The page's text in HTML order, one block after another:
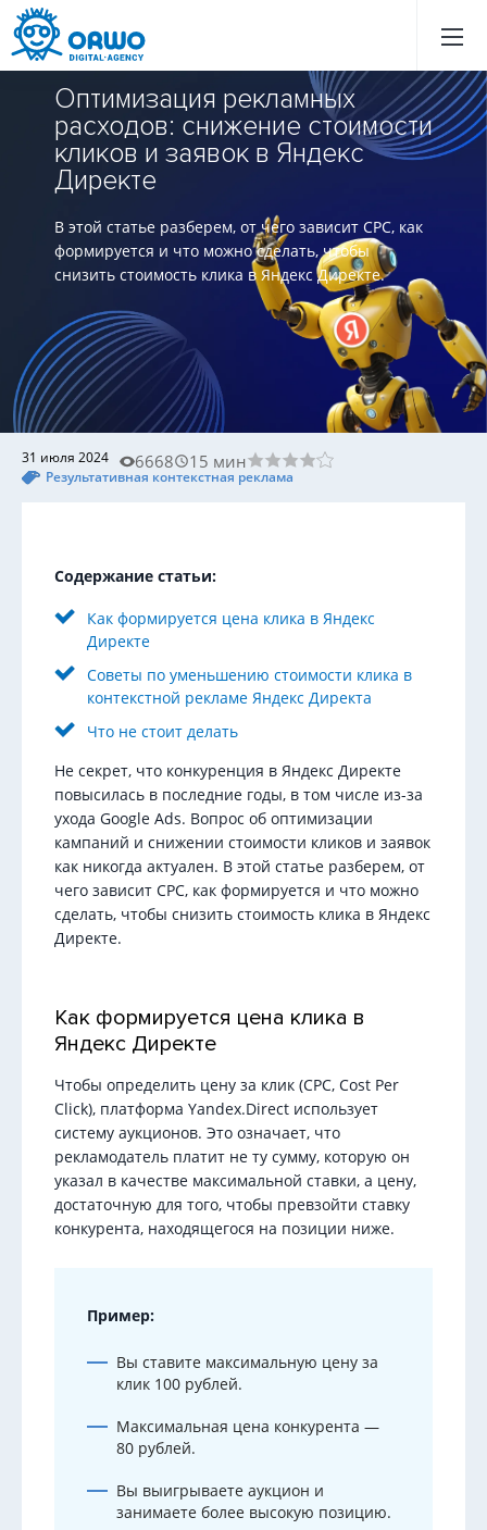
Оптимизация рекламных
расходов: снижение стоимости
кликов и заявок в Яндекс
Директе
В этой статье разберем, от чего зависит CPC, как
формируется и что можно сделать, чтобы
снизить стоимость клика в Яндекс Директе.
31 июля 2024 6668 15 мин
Результативная контекстная реклама
Содержание статьи:
Как формируется цена клика в Яндекс
Директе
Советы по уменьшению стоимости клика в
контекстной рекламе Яндекс Директа
Что не стоит делать
Не секрет, что конкуренция в Яндекс Директе
повысилась в последние годы, в том числе из-за
ухода Google Ads. Вопрос об оптимизации
кампаний и снижении стоимости кликов и заявок
как никогда актуален. В этой статье разберем, от
чего зависит CPC, как формируется и что можно
сделать, чтобы снизить стоимость клика в Яндекс
Директе.
Как формируется цена клика в
Яндекс Директе
Чтобы определить цену за клик (CPC, Cost Per
Click), платформа Yandex.Direct использует
систему аукционов. Это означает, что
рекламодатель платит не ту сумму, которую он
указал в качестве максимальной ставки, а цену,
достаточную для того, чтобы превзойти ставку
конкурента, находящегося на позиции ниже.
Пример:
Вы ставите максимальную цену за
клик 100 рублей.
Максимальная цена конкурента —
80 рублей.
Вы выигрываете аукцион и
занимаете более высокую позицию.
Назад
Назад
Назад
Назад
Назад
Назад
Назад
Назад
Назад
Назад
Назад
Назад
Назад
Назад
Назад
Назад
Назад
Назад
Назад
Назад